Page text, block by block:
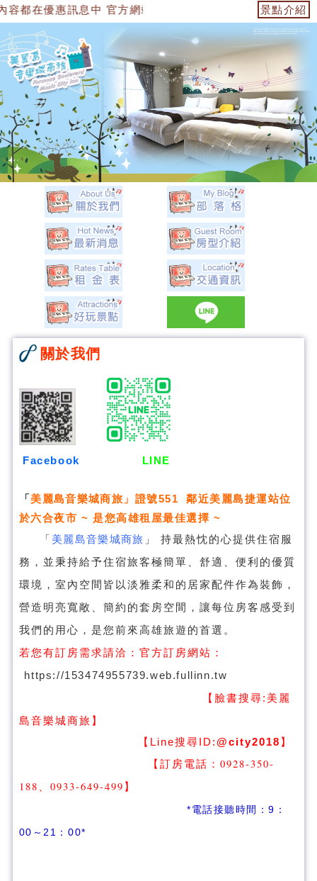
容都在優惠訊息中 官方網站：https:// 景點介紹
關於我們
Facebook LINE
「美麗島音樂城商旅 」證號551 鄰近美麗島捷運站位
於六合夜市 ~ 是您高雄租屋最佳選擇 ~
「 美麗島音樂城商旅 」 持最熱忱的心提供住宿服
務，並秉持給予住宿旅客極簡單、舒適、便利的優質
環境，室內空間皆以淡雅柔和的居家配件作為裝飾，
營造明亮寬敞、簡約的套房空間，讓每位房客感受到
我們的用心，是您前來高雄旅遊的首選。
若您有訂房需求請洽： 官方訂房網站：
https://153474955739.web.fullinn.tw
【臉書搜尋: 美麗
島音樂城商旅 】
【Line搜尋ID:@city2018 】
【訂房電話：0928-350-
188、0933-649-499 】
*電話接聽時間：9：
00～21：00*